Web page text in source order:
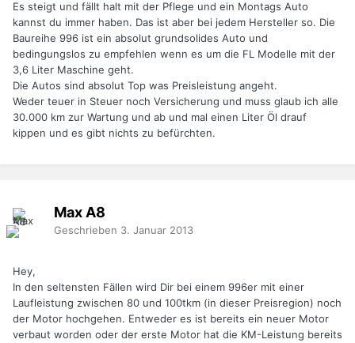
Es steigt und fällt halt mit der Pflege und ein Montags Auto
kannst du immer haben. Das ist aber bei jedem Hersteller so. Die
Baureihe 996 ist ein absolut grundsolides Auto und
bedingungslos zu empfehlen wenn es um die FL Modelle mit der
3,6 Liter Maschine geht.
Die Autos sind absolut Top was Preisleistung angeht.
Weder teuer in Steuer noch Versicherung und muss glaub ich alle
30.000 km zur Wartung und ab und mal einen Liter Öl drauf
kippen und es gibt nichts zu befürchten.
Max A8
Geschrieben 3. Januar 2013
Hey,
In den seltensten Fällen wird Dir bei einem 996er mit einer
Laufleistung zwischen 80 und 100tkm (in dieser Preisregion) noch
der Motor hochgehen. Entweder es ist bereits ein neuer Motor
verbaut worden oder der erste Motor hat die KM-Leistung bereits